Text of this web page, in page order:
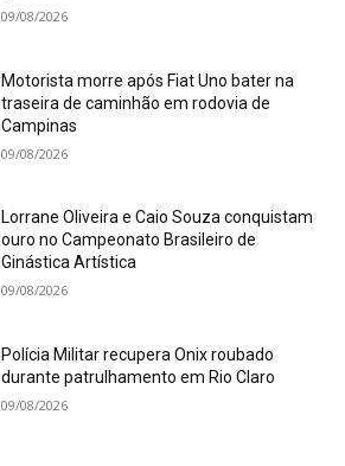
09/08/2026
Motorista morre após Fiat Uno bater na
traseira de caminhão em rodovia de
Campinas
09/08/2026
Lorrane Oliveira e Caio Souza conquistam
ouro no Campeonato Brasileiro de
Ginástica Artística
09/08/2026
Polícia Militar recupera Onix roubado
durante patrulhamento em Rio Claro
09/08/2026